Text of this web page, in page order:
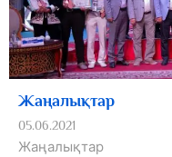
Жаңалықтар
05.06.2021
Жаңалықтар